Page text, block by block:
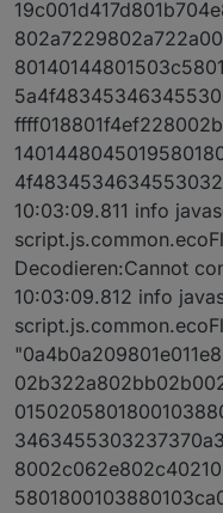
10:03:09.811 info
Decodieren:Cannot
10:03:09.812 info